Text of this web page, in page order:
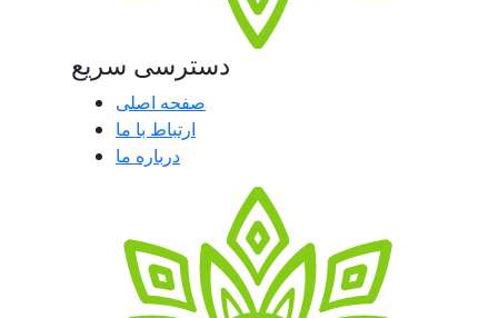
دسترسی سریع
صفحه اصلی
ارتباط با ما
درباره ما